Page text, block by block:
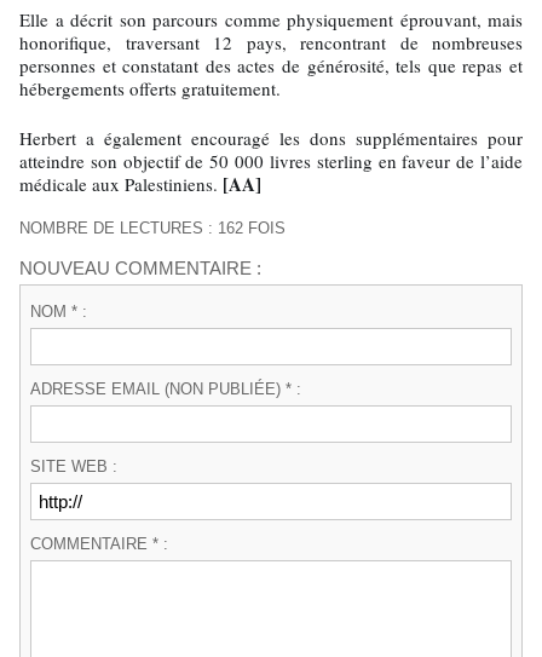
Elle a décrit son parcours comme physiquement éprouvant, mais
honorifique, traversant 12 pays, rencontrant de nombreuses
personnes et constatant des actes de générosité, tels que repas et
hébergements offerts gratuitement.
Herbert a également encouragé les dons supplémentaires pour
atteindre son objectif de 50 000 livres sterling en faveur de l’aide
médicale aux Palestiniens. [AA]
NOMBRE DE LECTURES : 162 FOIS
NOUVEAU COMMENTAIRE :
NOM * :
ADRESSE EMAIL (NON PUBLIÉE) * :
SITE WEB :
COMMENTAIRE * :